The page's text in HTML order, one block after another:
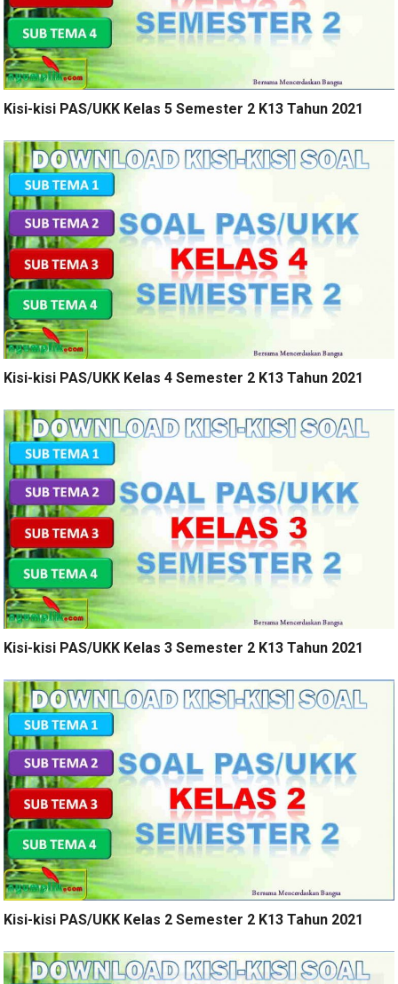
Kisi-kisi PAS/UKK Kelas 5 Semester 2 K13 Tahun 2021
Kisi-kisi PAS/UKK Kelas 4 Semester 2 K13 Tahun 2021
Kisi-kisi PAS/UKK Kelas 3 Semester 2 K13 Tahun 2021
Kisi-kisi PAS/UKK Kelas 2 Semester 2 K13 Tahun 2021